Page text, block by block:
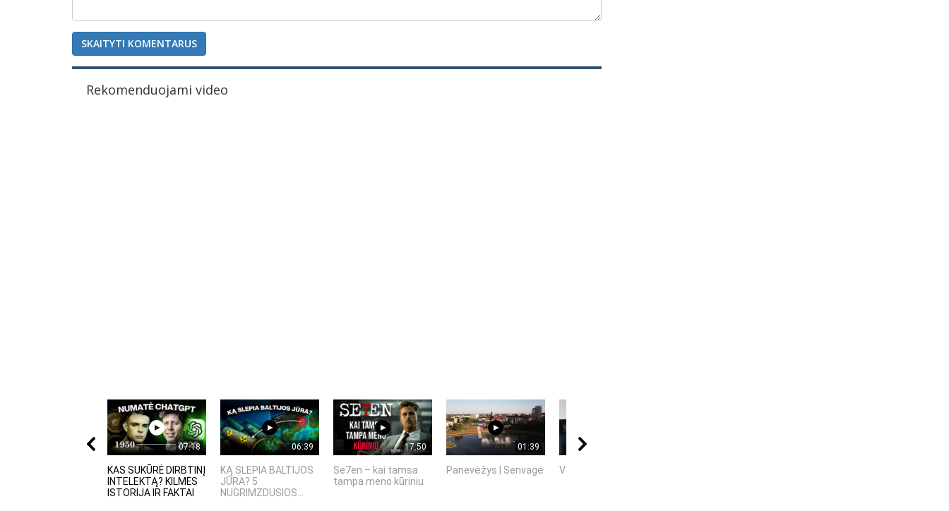
SKAITYTI KOMENTARUS
Rekomenduojami video
07:18
KAS SUKŪRĖ DIRBTINĮ
INTELEKTĄ? KILMĖS
ISTORIJA IR FAKTAI
06:39
KĄ SLEPIA BALTIJOS
JŪRA? 5
NUGRIMZDUSIOS...
17:50
Se7en – kai tamsa
tampa meno kūriniu
01:39
Panevėžys | Senvagė Vilniaus senamiestis